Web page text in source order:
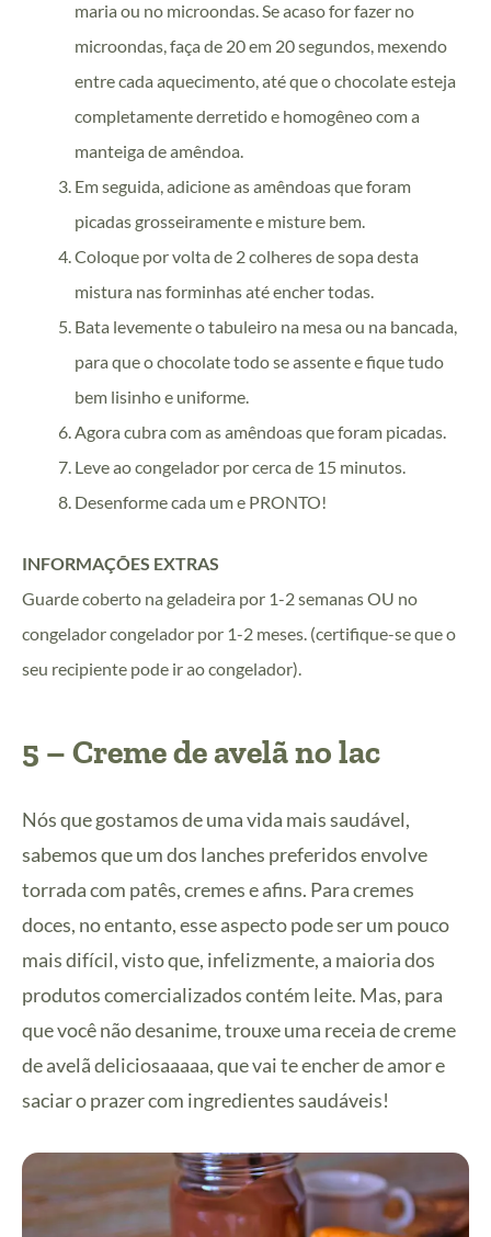
maria ou no microondas. Se acaso for fazer no
microondas, faça de 20 em 20 segundos, mexendo
entre cada aquecimento, até que o chocolate esteja
completamente derretido e homogêneo com a
manteiga de amêndoa.
Em seguida, adicione as amêndoas que foram
picadas grosseiramente e misture bem.
Coloque por volta de 2 colheres de sopa desta
mistura nas forminhas até encher todas.
Bata levemente o tabuleiro na mesa ou na bancada,
para que o chocolate todo se assente e fique tudo
bem lisinho e uniforme.
Agora cubra com as amêndoas que foram picadas.
Leve ao congelador por cerca de 15 minutos.
Desenforme cada um e PRONTO!
INFORMAÇÕES EXTRAS
Guarde coberto na geladeira por 1-2 semanas OU no
congelador congelador por 1-2 meses. (certifique-se que o
seu recipiente pode ir ao congelador).
5 – Creme de avelã no lac
Nós que gostamos de uma vida mais saudável,
sabemos que um dos lanches preferidos envolve
torrada com patês, cremes e afins. Para cremes
doces, no entanto, esse aspecto pode ser um pouco
mais difícil, visto que, infelizmente, a maioria dos
produtos comercializados contém leite. Mas, para
que você não desanime, trouxe uma receia de creme
de avelã deliciosaaaaa, que vai te encher de amor e
saciar o prazer com ingredientes saudáveis!